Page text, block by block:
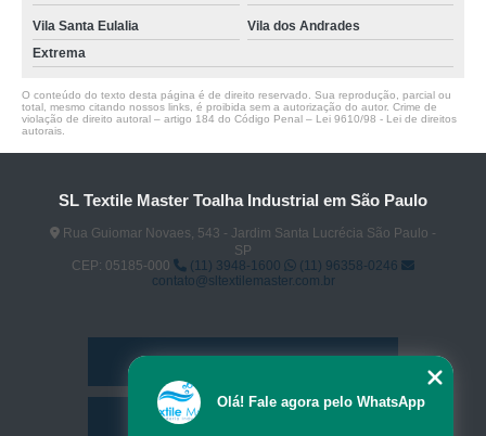
Vila Santa Eulalia
Vila dos Andrades
Extrema
O conteúdo do texto desta página é de direito reservado. Sua reprodução, parcial ou
total, mesmo citando nossos links, é proibida sem a autorização do autor. Crime de
violação de direito autoral – artigo 184 do Código Penal – Lei 9610/98 - Lei de direitos
autorais
SL Textile Master Toalha Industrial em São Paulo
Rua Guiomar Novaes, 543 - Jardim Santa Lucrécia São Paulo -
SP
CEP: 05185-000
(11) 3948-1600
(11) 96358-0246
contato@sltextilemaster.com.br
Olá! Fale agora pelo WhatsApp